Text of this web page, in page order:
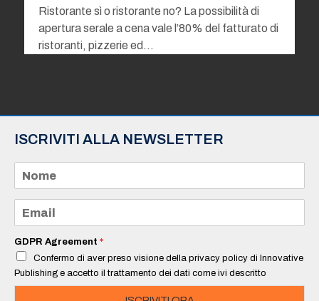
Ristorante sì o ristorante no? La possibilità di
apertura serale a cena vale l’80% del fatturato di
ristoranti, pizzerie ed…
ISCRIVITI ALLA NEWSLETTER
m
e
a
i
*
GDPR Agreement *
Confermo di aver preso visione della privacy policy di Innovative
Publishing e accetto il trattamento dei dati come ivi descritto